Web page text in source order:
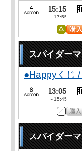
15:15
～17:55
スパイダー
●Happyくじ
13:05
～15:45
スパイダー